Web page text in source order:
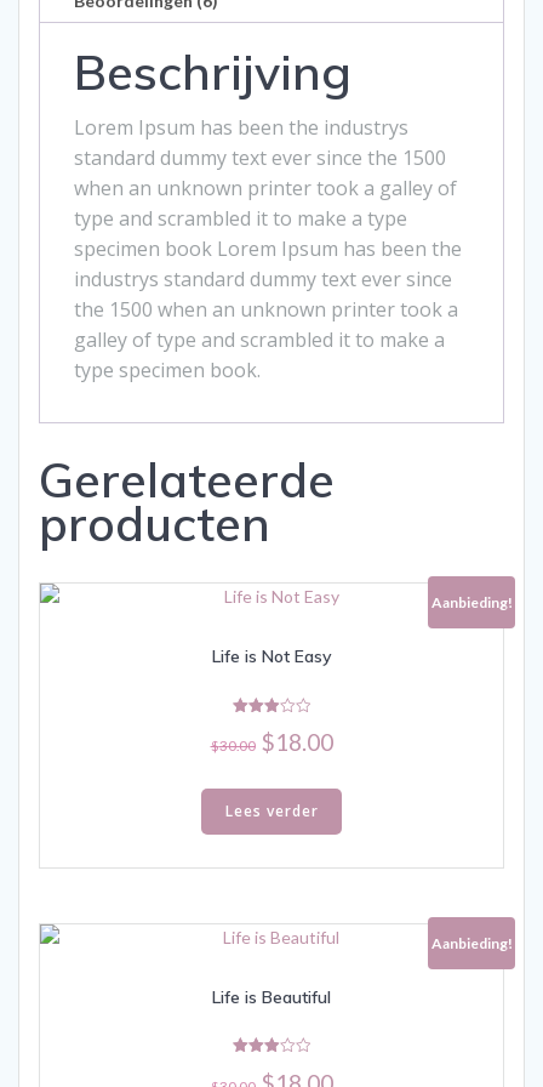
Beschrijving
Lorem Ipsum has been the industrys
standard dummy text ever since the 1500
when an unknown printer took a galley of
type and scrambled it to make a type
specimen book Lorem Ipsum has been the
industrys standard dummy text ever since
the 1500 when an unknown printer took a
galley of type and scrambled it to make a
type specimen book.
Gerelateerde
producten
Aanbieding!
Life is Not Easy
3.00
uit 5
$30.00 Oorspronkelijke
was:
$30.00.
$18.00Huidige
$18.00.
Lees verder
Aanbieding!
Life is Beautiful
3.00